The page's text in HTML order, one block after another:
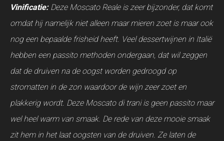
Vinificatie:Deze Moscato Reale is zeer bijzonder, dat komt
omdat hij namelijk niet alleen maar mieren zoet is maar ook
nog een bepaalde frisheid heeft. Veel dessertwijnen in Italië
hebben een passito methoden ondergaan, dat wil zeggen
dat de druiven na de oogst worden gedroogd op
stromatten in de zon waardoor de wijn zeer zoet en
plakkerig wordt. Deze Moscato di trani is geen passito maar
wel heel warm van smaak. De rede van deze mooie smaak
zit hem in het laat oogsten van de druiven. Ze laten de